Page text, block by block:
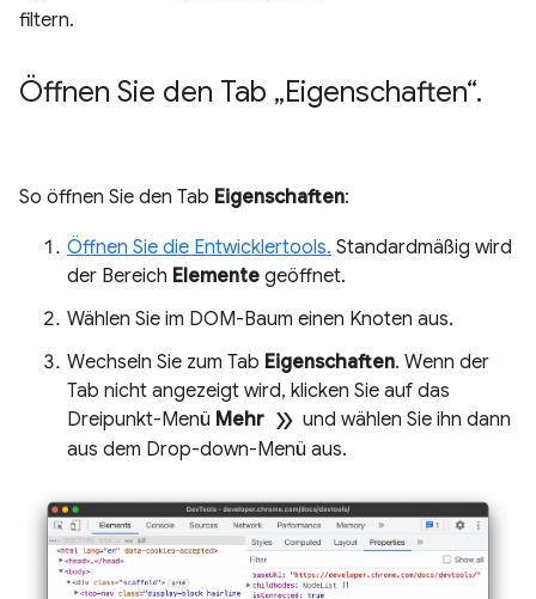
filtern.
Öffnen Sie den Tab „Eigenschaften“.
So öffnen Sie den Tab Eigenschaften:
Öffnen Sie die Entwicklertools. Standardmäßig wird
der Bereich Elemente geöffnet.
Wählen Sie im DOM-Baum einen Knoten aus.
Wechseln Sie zum Tab Eigenschaften. Wenn der
Tab nicht angezeigt wird, klicken Sie auf das
Dreipunkt-Menü Mehr double_arrow und wählen Sie ihn dann
aus dem Drop-down-Menü aus.